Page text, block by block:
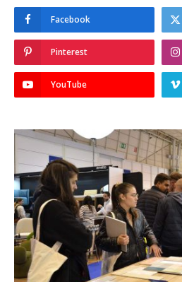
Facebook
Pinterest
YouTube